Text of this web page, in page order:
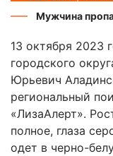
Мужчина
13 октября 2023
городского
Юрьевич
региональный
«ЛизаАлерт».
полное, глаза
одет в черно-